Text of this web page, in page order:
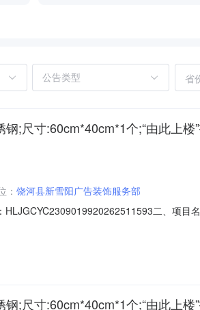
省
;尺寸:60cm*40cm*1个;“由此上
： 饶河县新雪阳广告装饰服务部
二、项目
新阳南路4号1-2中标（成交）金额：
;尺寸:60cm*40cm*1个;“由此上